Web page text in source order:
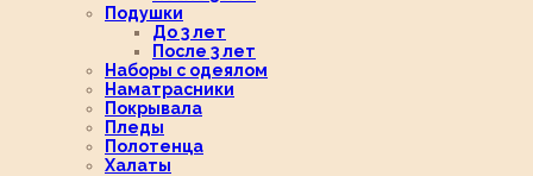
Подушки
До 3 лет
После 3 лет
Наборы с одеялом
Наматрасники
Покрывала
Пледы
Полотенца
Халаты